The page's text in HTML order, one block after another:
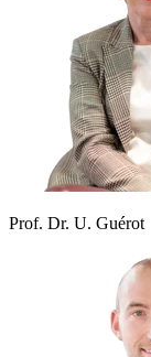
Prof. Dr. U. Guérot